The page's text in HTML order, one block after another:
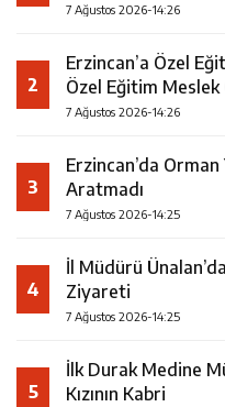
7 Ağustos 2026-14:26
2
Erzincan’a Özel
Özel Eğitim Meslek
7 Ağustos 2026-14:26
3
Erzincan’da Orman
Aratmadı
7 Ağustos 2026-14:25
4
İl Müdürü
Ziyareti
7 Ağustos 2026-14:25
5
İlk Durak Medine
Kızının Kabri